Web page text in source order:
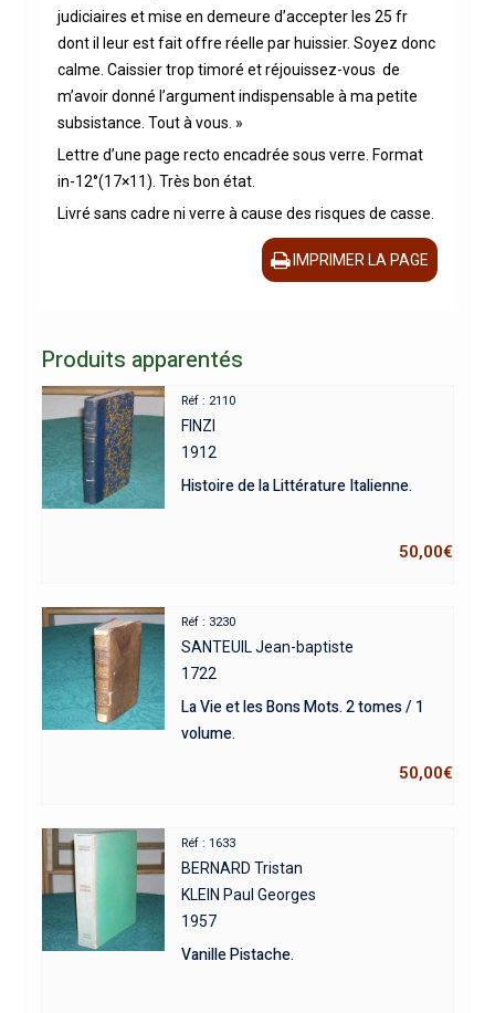
judiciaires et mise en demeure d’accepter les 25 fr
dont il leur est fait offre réelle par huissier. Soyez donc
calme. Caissier trop timoré et réjouissez-vous de
m’avoir donné l’argument indispensable à ma petite
subsistance. Tout à vous. »
Lettre d’une page recto encadrée sous verre. Format
in-12°(17×11). Très bon état.
Livré sans cadre ni verre à cause des risques de casse.
IMPRIMER LA PAGE
Produits apparentés
Réf : 2110
FINZI
1912
Histoire de la Littérature Italienne.
50,00€
Réf : 3230
SANTEUIL Jean-baptiste
1722
La Vie et les Bons Mots. 2 tomes / 1
volume.
50,00€
Réf : 1633
BERNARD Tristan
KLEIN Paul Georges
1957
Vanille Pistache.